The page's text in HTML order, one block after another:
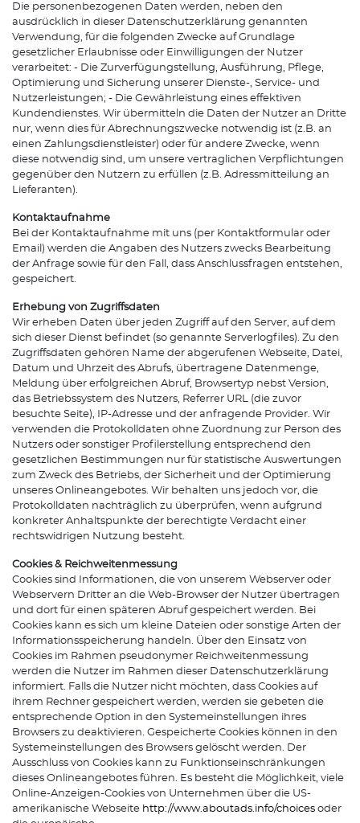
Die personenbezogenen Daten werden, neben den
ausdrücklich in dieser Datenschutzerklärung genannten
Verwendung, für die folgenden Zwecke auf Grundlage
gesetzlicher Erlaubnisse oder Einwilligungen der Nutzer
verarbeitet: - Die Zurverfügungstellung, Ausführung, Pflege,
Optimierung und Sicherung unserer Dienste-, Service- und
Nutzerleistungen; - Die Gewährleistung eines effektiven
Kundendienstes. Wir übermitteln die Daten der Nutzer an Dritte
nur, wenn dies für Abrechnungszwecke notwendig ist (z.B. an
einen Zahlungsdienstleister) oder für andere Zwecke, wenn
diese notwendig sind, um unsere vertraglichen Verpflichtungen
gegenüber den Nutzern zu erfüllen (z.B. Adressmitteilung an
Lieferanten).
Kontaktaufnahme
Bei der Kontaktaufnahme mit uns (per Kontaktformular oder
Email) werden die Angaben des Nutzers zwecks Bearbeitung
der Anfrage sowie für den Fall, dass Anschlussfragen entstehen,
gespeichert.
Erhebung von Zugriffsdaten
Wir erheben Daten über jeden Zugriff auf den Server, auf dem
sich dieser Dienst befindet (so genannte Serverlogfiles). Zu den
Zugriffsdaten gehören Name der abgerufenen Webseite, Datei,
Datum und Uhrzeit des Abrufs, übertragene Datenmenge,
Meldung über erfolgreichen Abruf, Browsertyp nebst Version,
das Betriebssystem des Nutzers, Referrer URL (die zuvor
besuchte Seite), IP-Adresse und der anfragende Provider. Wir
verwenden die Protokolldaten ohne Zuordnung zur Person des
Nutzers oder sonstiger Profilerstellung entsprechend den
gesetzlichen Bestimmungen nur für statistische Auswertungen
zum Zweck des Betriebs, der Sicherheit und der Optimierung
unseres Onlineangebotes. Wir behalten uns jedoch vor, die
Protokolldaten nachträglich zu überprüfen, wenn aufgrund
konkreter Anhaltspunkte der berechtigte Verdacht einer
rechtswidrigen Nutzung besteht.
Cookies & Reichweitenmessung
Cookies sind Informationen, die von unserem Webserver oder
Webservern Dritter an die Web-Browser der Nutzer übertragen
und dort für einen späteren Abruf gespeichert werden. Bei
Cookies kann es sich um kleine Dateien oder sonstige Arten der
Informationsspeicherung handeln. Über den Einsatz von
Cookies im Rahmen pseudonymer Reichweitenmessung
werden die Nutzer im Rahmen dieser Datenschutzerklärung
informiert. Falls die Nutzer nicht möchten, dass Cookies auf
ihrem Rechner gespeichert werden, werden sie gebeten die
entsprechende Option in den Systemeinstellungen ihres
Browsers zu deaktivieren. Gespeicherte Cookies können in den
Systemeinstellungen des Browsers gelöscht werden. Der
Ausschluss von Cookies kann zu Funktionseinschränkungen
dieses Onlineangebotes führen. Es besteht die Möglichkeit, viele
Online-Anzeigen-Cookies von Unternehmen über die US-
amerikanische Webseite http://www.aboutads.info/choices oder